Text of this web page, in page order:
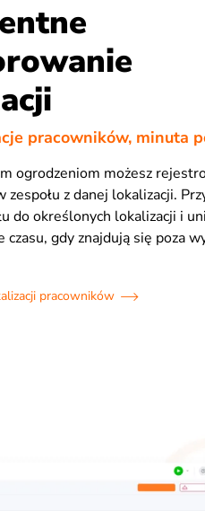
pracowników, minuta
ogrodzeniom możesz
zespołu z danej lokalizacji.
do określonych lokalizacji i
gdy znajdują się poza
pracowników